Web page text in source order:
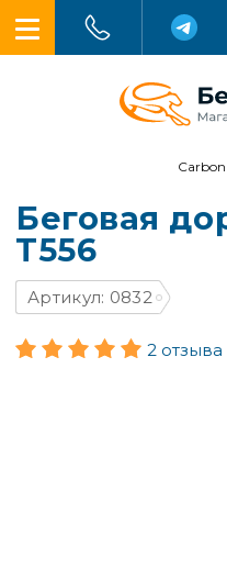
Carbon
Беговая
T556
Артикул: 0832
2 отзыва